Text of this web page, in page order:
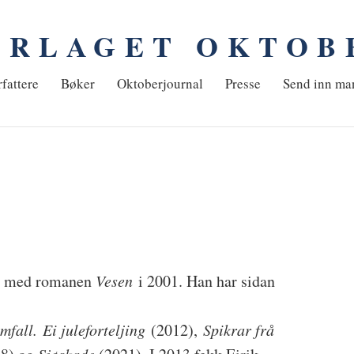
Bøker Oktoberjournal Presse Send inn
romanen Vesen i 2001. Han har sidan
Ei juleforteljing (2012), Spikrar frå